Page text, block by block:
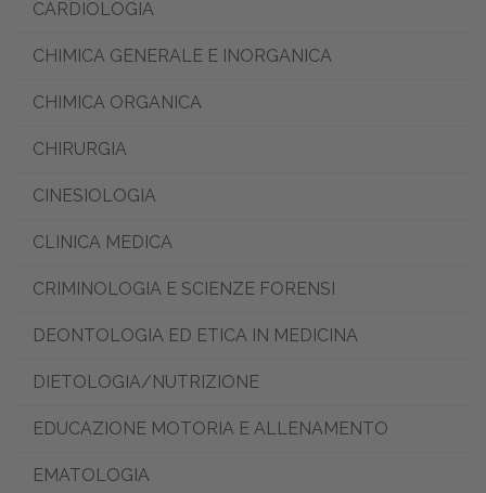
CARDIOLOGIA
CHIMICA GENERALE E INORGANICA
CHIMICA ORGANICA
CHIRURGIA
CINESIOLOGIA
CLINICA MEDICA
CRIMINOLOGIA E SCIENZE FORENSI
DEONTOLOGIA ED ETICA IN MEDICINA
DIETOLOGIA/NUTRIZIONE
EDUCAZIONE MOTORIA E ALLENAMENTO
EMATOLOGIA